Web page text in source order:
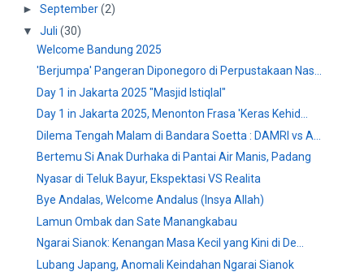
► September(2)
▼ Juli (30)
Welcome Bandung 2025
'Berjumpa' Pangeran Diponegoro di Perpustakaan Nas...
Day 1 in Jakarta 2025 "Masjid Istiqlal"
Day 1 in Jakarta 2025, Menonton Frasa 'Keras Kehid...
Dilema Tengah Malam di Bandara Soetta : DAMRI vs A...
Bertemu Si Anak Durhaka di Pantai Air Manis, Padang
Nyasar di Teluk Bayur, Ekspektasi VS Realita
Bye Andalas, Welcome Andalus (Insya Allah)
Lamun Ombak dan Sate Manangkabau
Ngarai Sianok: Kenangan Masa Kecil yang Kini di De...
Lubang Japang, Anomali Keindahan Ngarai Sianok